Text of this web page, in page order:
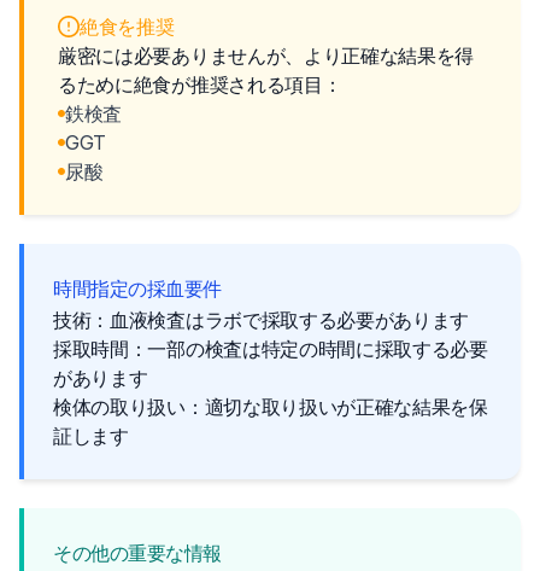
絶食を推奨
厳密には必要ありませんが、より正確な結果を得
るために絶食が推奨される項目：
鉄検査
GGT
尿酸
時間指定の採血要件
技術：血液検査はラボで採取する必要があります
採取時間：一部の検査は特定の時間に採取する必要
があります
検体の取り扱い：適切な取り扱いが正確な結果を保
証します
その他の重要な情報